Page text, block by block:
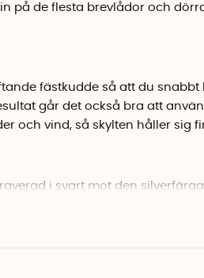
på de flesta brevlådor och
fästkudde så att du snabbt
går det också bra att
och vind, så skylten håller sig
i svart mot den